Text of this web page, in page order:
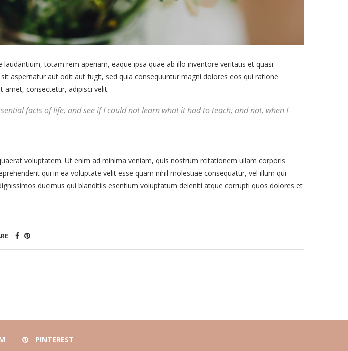
totam rem aperiam, eaque ipsa quae ab illo inventore veritatis et quasi
aspernatur aut odit aut fugit, sed quia consequuntur magni dolores eos qui ratione
amet, consectetur, adipisci velit.
facts of life, and see if I could not learn what it had to teach, and not, when I
voluptatem. Ut enim ad minima veniam, quis nostrum rcitationem ullam corporis
qui in ea voluptate velit esse quam nihil molestiae consequatur, vel illum qui
ducimus qui blanditiis esentium voluptatum deleniti atque corrupti quos dolores et
PINTEREST